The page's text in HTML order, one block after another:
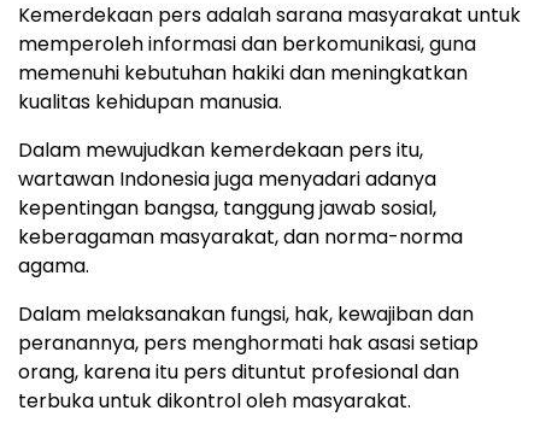
Kemerdekaan pers adalah sarana masyarakat untuk
memperoleh informasi dan berkomunikasi, guna
memenuhi kebutuhan hakiki dan meningkatkan
kualitas kehidupan manusia.
Dalam mewujudkan kemerdekaan pers itu,
wartawan Indonesia juga menyadari adanya
kepentingan bangsa, tanggung jawab sosial,
keberagaman masyarakat, dan norma-norma
agama.
Dalam melaksanakan fungsi, hak, kewajiban dan
peranannya, pers menghormati hak asasi setiap
orang, karena itu pers dituntut profesional dan
terbuka untuk dikontrol oleh masyarakat.